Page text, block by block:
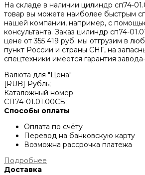
На складе в наличии цилиндр сп74-
товар вы можете наиболее быстрым
нашей компании, например, с
консультанта. Заказ цилиндр сп74-
цене от355 419 руб. мы отгрузим в
пункт России и страны СНГ, на
спецтехники имеется гарантия
Валюта для "Цена"
[RUB] Рубль;
Каталожный номер
СП74-01.01.00СБ;
Способы оплаты
Оплата по счёту
Перевод на банковскую карту
Возможна рассрочка платежа
Подробнее
Доставка